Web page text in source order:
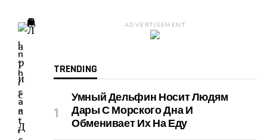
I
n
t
h
i
s
a
r
t
i
ADVERTISEMENT
TRENDING
Умный Дельфин Носит Людям
Дары С Морского Дна И
Обменивает Их На Еду